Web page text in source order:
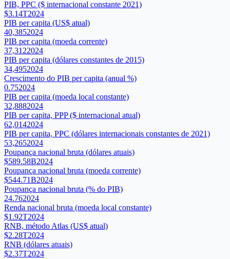
PIB, PPC ($ internacional constante 2021)
$3.14T2024
PIB per capita (US$ atual)
40,3852024
PIB per capita (moeda corrente)
37,3122024
PIB per capita (dólares constantes de 2015)
34,4952024
Crescimento do PIB per capita (anual %)
0.752024
PIB per capita (moeda local constante)
32,8882024
PIB per capita, PPP ($ internacional atual)
62,0142024
PIB per capita, PPC (dólares internacionais constantes de 2021)
53,2652024
Poupança nacional bruta (dólares atuais)
$589.58B2024
Poupança nacional bruta (moeda corrente)
$544.71B2024
Poupança nacional bruta (% do PIB)
24.762024
Renda nacional bruta (moeda local constante)
$1.92T2024
RNB, método Atlas (US$ atual)
$2.28T2024
RNB (dólares atuais)
$2.37T2024